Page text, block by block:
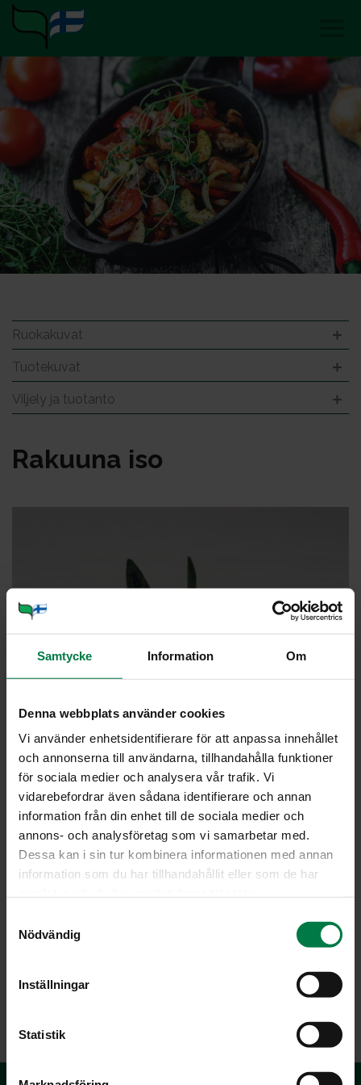
Samtycke Information Om
Denna webbplats använder cookies
Vi använder enhetsidentifierare för att anpassa innehållet
och annonserna till användarna, tillhandahålla funktioner
för sociala medier och analysera vår trafik. Vi
vidarebefordrar även sådana identifierare och annan
information från din enhet till de sociala medier och
annons- och analysföretag som vi samarbetar med.
Dessa kan i sin tur kombinera informationen med annan
information som du har tillhandahållit eller som de har
Nödvändig
Inställningar
Statistik
Ruokakuvat
Tuotekuvat
Viljely ja tuotanto
Ra­kuu­na iso